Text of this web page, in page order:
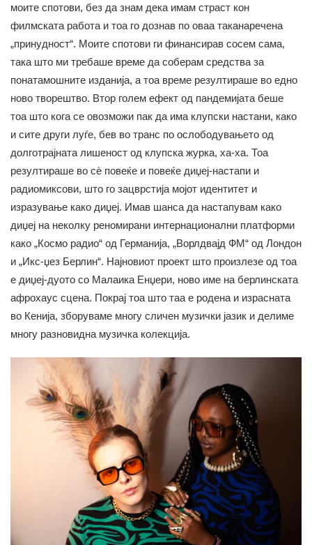
моите спотови, без да знам дека имам страст кон
филмската работа и тоа го дознав по оваа таканаречена
„принудност“. Моите спотови ги финансирав сосем сама,
така што ми требаше време да соберам средства за
понатамошните изданија, а тоа време резултираше во едно
ново творештво. Втор голем ефект од пандемијата беше
тоа што кога се овозможи пак да има клупски настани, како
и сите други луѓе, бев во транс по ослободувањето од
долготрајната лишеност од клупска журка, ха-ха. Тоа
резултираше во сè повеќе и повеќе диџеј-настапи и
радиомиксови, што го зацврстија мојот идентитет и
изразување како диџеј. Имав шанса да настапувам како
диџеј на неколку реномирани интернационални платформи
како „Космо радио“ од Германија, „Ворлдвајд ФМ“ од Лондон
и „Икс-џез Берлин“. Најновиот проект што произлезе од тоа
е диџеј-дуото со Малаика Енџери, ново име на берлинската
афрохаус сцена. Покрај тоа што таа е родена и израсната
во Кенија, зборуваме многу сличен музички јазик и делиме
многу разновидна музичка колекција.